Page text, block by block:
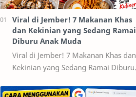
Viral di Jember! 7 Makanan Khas
dan Kekinian yang Sedang Ramai
Diburu Anak Muda
Viral di Jember! 7 Makanan Khas dan
Kekinian yang Sedang Ramai Diburu
sebagai kota pendidikan dan pusat